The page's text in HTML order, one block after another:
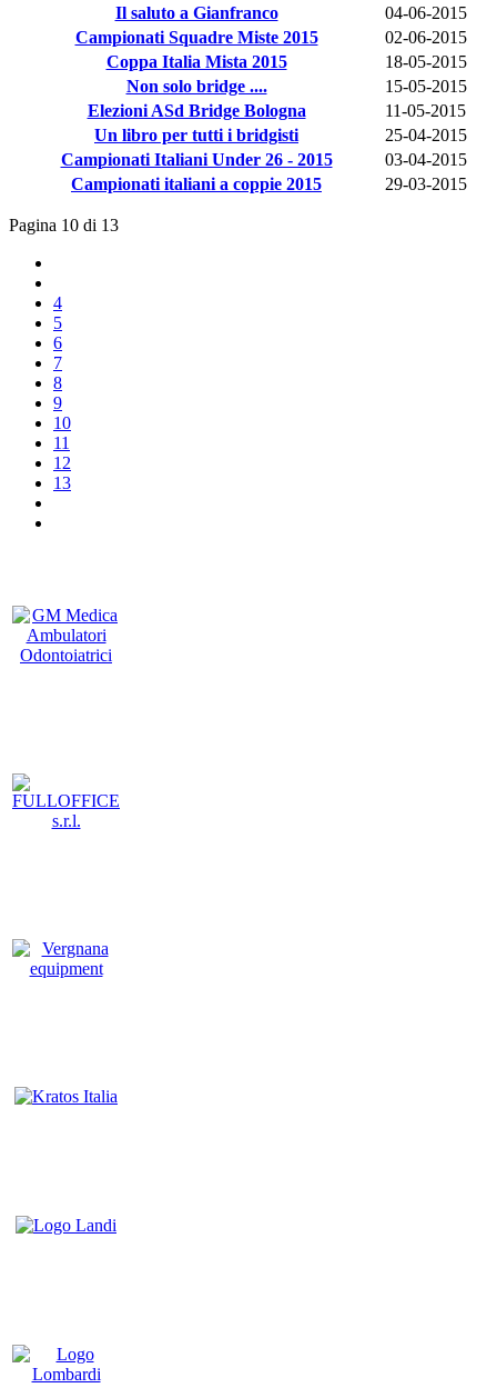
Il saluto a Gianfranco
04-06-2015
Campionati Squadre Miste 2015
02-06-2015
Coppa Italia Mista 2015
18-05-2015
Non solo bridge ....
15-05-2015
Elezioni ASd Bridge Bologna
11-05-2015
Un libro per tutti i bridgisti
25-04-2015
Campionati Italiani Under 26 - 2015
03-04-2015
Campionati italiani a coppie 2015
29-03-2015
Pagina 10 di 13
4
5
6
7
8
9
10
11
12
13